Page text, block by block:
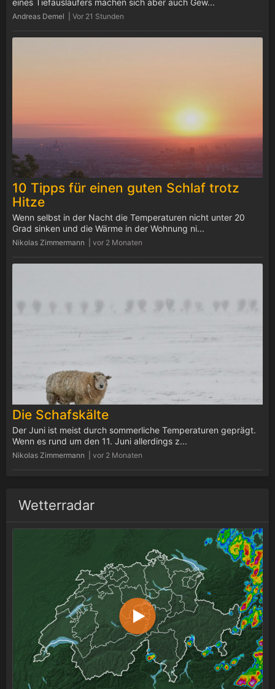
Andreas Demel | Vor 21 Stunden
10 Tipps für einen guten Schlaf trotz
Hitze
Nikolas Zimmermann | vor 2 Monaten
Wenn selbst in der Nacht die Temperaturen nicht unter 20
Grad sinken und die Wärme in der Wohnung ni...
Die Schafskälte
Nikolas Zimmermann | vor 2 Monaten
Der Juni ist meist durch sommerliche Temperaturen geprägt.
Wenn es rund um den 11. Juni allerdings z...
Wetterradar